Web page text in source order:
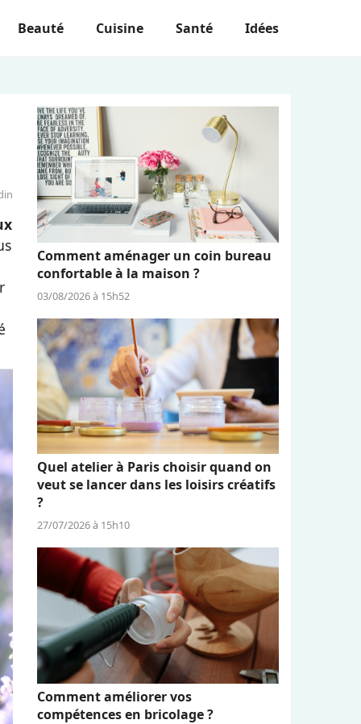
Beauté Cuisine Santé Idées
Comment aménager un coin bureau
confortable à la maison ?
03/08/2026 à 15h52
Quel atelier à Paris choisir quand on
veut se lancer dans les loisirs créatifs
?
27/07/2026 à 15h10
Comment améliorer vos
compétences en bricolage ?